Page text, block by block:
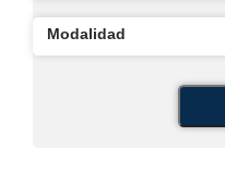
Modalidad